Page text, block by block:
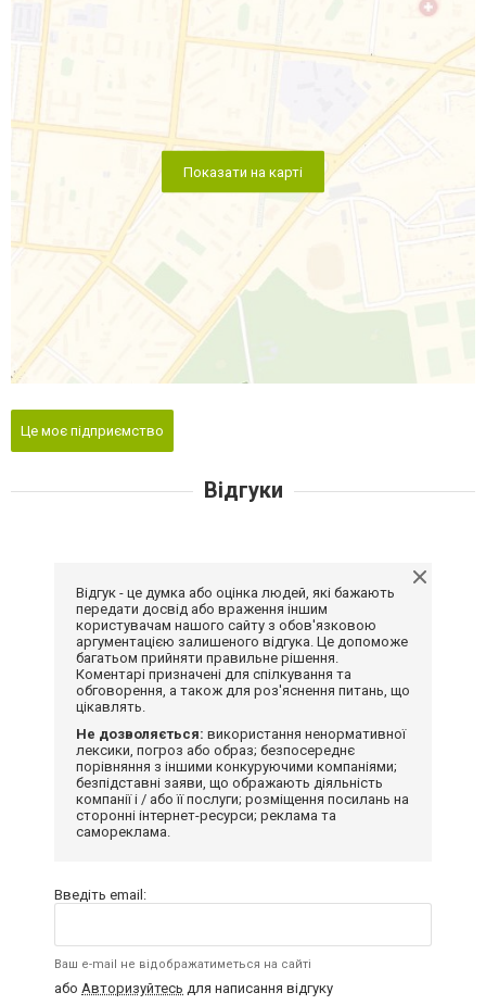
Показати на карті
Це моє підприємство
Відгуки
Відгук - це думка або оцінка людей, які бажають
передати досвід або враження іншим
користувачам нашого сайту з обов'язковою
аргументацією залишеного відгука. Це допоможе
багатьом прийняти правильне рішення.
Коментарі призначені для спілкування та
обговорення, а також для роз'яснення питань, що
цікавлять.
Не дозволяється: використання ненормативної
лексики, погроз або образ; безпосереднє
порівняння з іншими конкуруючими компаніями;
безпідставні заяви, що ображають діяльність
компанії і / або її послуги; розміщення посилань на
сторонні інтернет-ресурси; реклама та
самореклама.
Введіть email:
Ваш e-mail не відображатиметься на сайті
або Авторизуйтесь для написання відгуку